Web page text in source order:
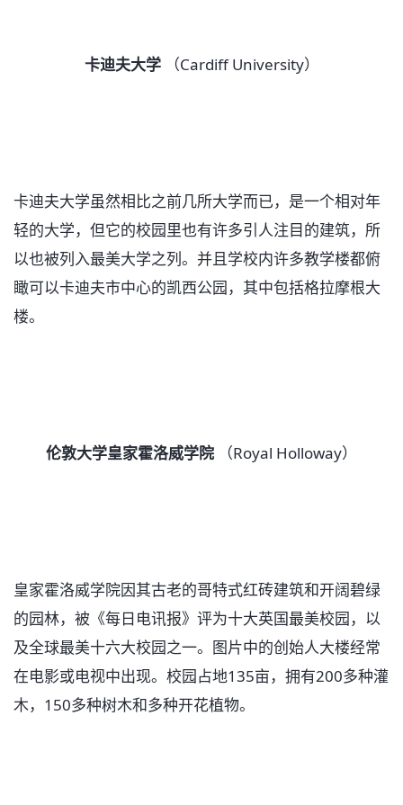
卡迪夫大学（Cardiff University）
卡迪夫大学虽然相比之前几所大学而已，是一个相对年
轻的大学，但它的校园里也有许多引人注目的建筑，所
以也被列入最美大学之列。并且学校内许多教学楼都俯
瞰可以卡迪夫市中心的凯西公园，其中包括格拉摩根大
楼。
伦敦大学皇家霍洛威学院 （Royal Holloway）
皇家霍洛威学院因其古老的哥特式红砖建筑和开阔碧绿
的园林，被《每日电讯报》评为十大英国最美校园，以
及全球最美十六大校园之一。图片中的创始人大楼经常
在电影或电视中出现。校园占地135亩，拥有200多种灌
木，150多种树木和多种开花植物。